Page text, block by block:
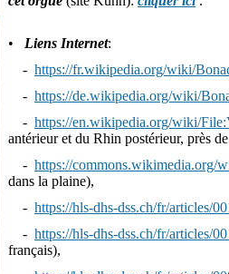
• Liens Internet:
- https://fr.wikipedia.org/wiki/
- https://de.wikipedia.org/wiki/
- https://en.wikipedia.org/wiki/
antérieur et du Rhin postérieur, près
- https://commons.wikimedia.org/
dans la plaine),
- https://hls-dhs-dss.ch/fr/articles/
- https://hls-dhs-dss.ch/fr/articles/
français),